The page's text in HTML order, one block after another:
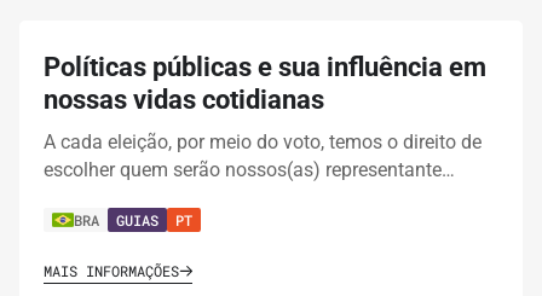
Políticas públicas e sua influência em
nossas vidas cotidianas
A cada eleição, por meio do voto, temos o direito de
escolher quem serão nossos(as) representante…
BRA GUIAS PT
MAIS INFORMAÇÕES